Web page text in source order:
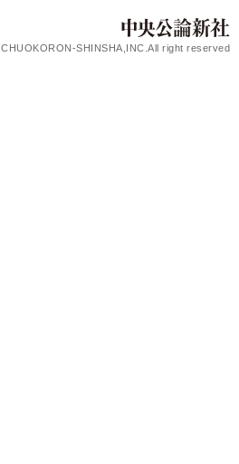
CHUOKORON-SHINSHA,INC.All right reserved